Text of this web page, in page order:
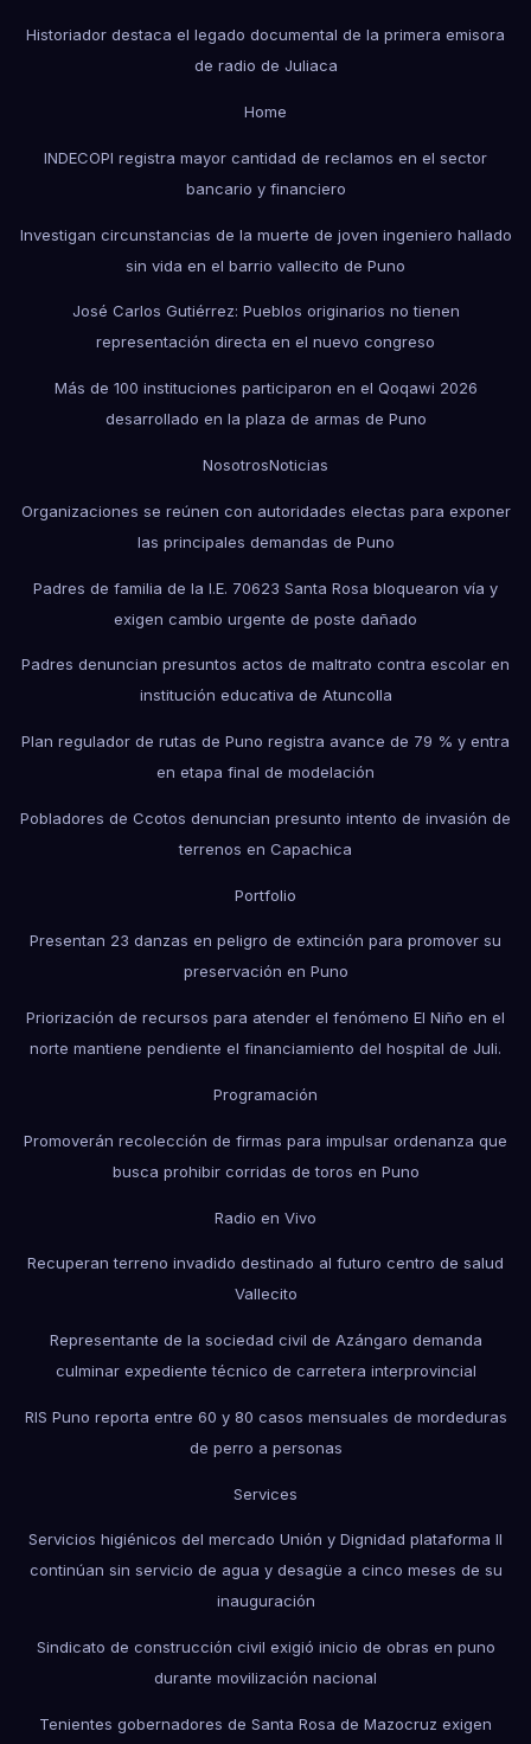
Historiador destaca el legado documental de la primera emisora
de radio de Juliaca
Home
INDECOPI registra mayor cantidad de reclamos en el sector
bancario y financiero
Investigan circunstancias de la muerte de joven ingeniero hallado
sin vida en el barrio vallecito de Puno
José Carlos Gutiérrez: Pueblos originarios no tienen
representación directa en el nuevo congreso
Más de 100 instituciones participaron en el Qoqawi 2026
desarrollado en la plaza de armas de Puno
NosotrosNoticias
Organizaciones se reúnen con autoridades electas para exponer
las principales demandas de Puno
Padres de familia de la I.E. 70623 Santa Rosa bloquearon vía y
exigen cambio urgente de poste dañado
Padres denuncian presuntos actos de maltrato contra escolar en
institución educativa de Atuncolla
Plan regulador de rutas de Puno registra avance de 79 % y entra
en etapa final de modelación
Pobladores de Ccotos denuncian presunto intento de invasión de
terrenos en Capachica
Portfolio
Presentan 23 danzas en peligro de extinción para promover su
preservación en Puno
Priorización de recursos para atender el fenómeno El Niño en el
norte mantiene pendiente el financiamiento del hospital de Juli.
Programación
Promoverán recolección de firmas para impulsar ordenanza que
busca prohibir corridas de toros en Puno
Radio en Vivo
Recuperan terreno invadido destinado al futuro centro de salud
Vallecito
Representante de la sociedad civil de Azángaro demanda
culminar expediente técnico de carretera interprovincial
RIS Puno reporta entre 60 y 80 casos mensuales de mordeduras
de perro a personas
Services
Servicios higiénicos del mercado Unión y Dignidad plataforma II
continúan sin servicio de agua y desagüe a cinco meses de su
inauguración
Sindicato de construcción civil exigió inicio de obras en puno
durante movilización nacional
Tenientes gobernadores de Santa Rosa de Mazocruz exigen